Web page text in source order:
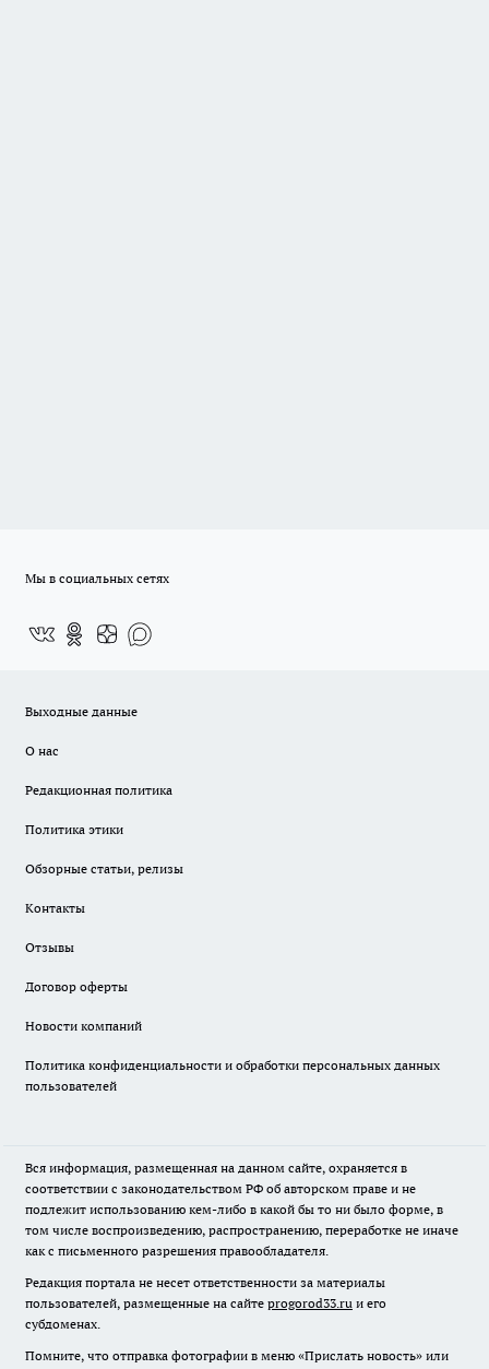
Мы в социальных сетях
Выходные данные
О нас
Редакционная политика
Политика этики
Обзорные статьи, релизы
Контакты
Отзывы
Договор оферты
Новости компаний
Политика конфиденциальности и обработки персональных данных
пользователей
Вся информация, размещенная на данном сайте, охраняется в
соответствии с законодательством РФ об авторском праве и не
подлежит использованию кем-либо в какой бы то ни было форме, в
том числе воспроизведению, распространению, переработке не иначе
как с письменного разрешения правообладателя.
Редакция портала не несет ответственности за материалы
пользователей, размещенные на сайте progorod33.ru и его
субдоменах.
Помните, что отправка фотографии в меню «Прислать новость» или